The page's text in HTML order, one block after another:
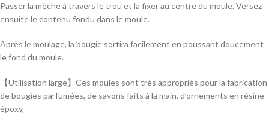
Passer la mèche à travers le trou et la fixer au centre du moule. Versez
ensuite le contenu fondu dans le moule.
Après le moulage, la bougie sortira facilement en poussant doucement
le fond du moule.
【Utilisation large】Ces moules sont très appropriés pour la fabrication
de bougies parfumées, de savons faits à la main, d’ornements en résine
époxy,